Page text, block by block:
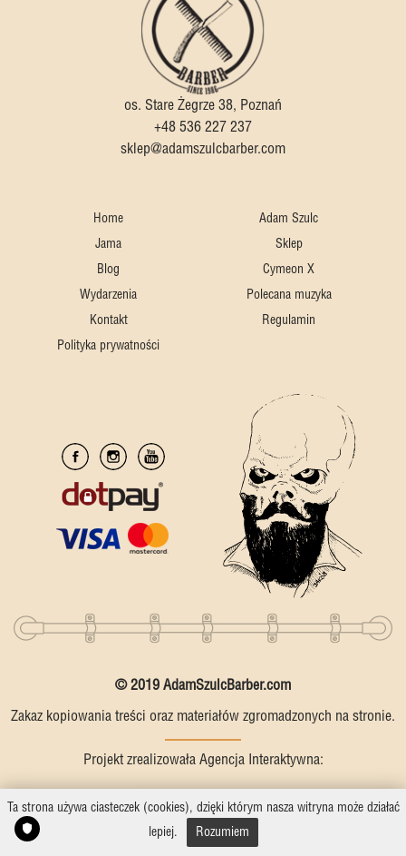
os. Stare Żegrze 38, Poznań
+48 536 227 237
sklep@adamszulcbarber.com
Home
Adam Szulc
Jama
Sklep
Blog
Cymeon X
Wydarzenia
Polecana muzyka
Kontakt
Regulamin
Polityka prywatności
© 2019 AdamSzulcBarber.com
Zakaz kopiowania treści oraz materiałów zgromadzonych na stronie.
Projekt zrealizowała Agencja Interaktywna:
Ta strona używa ciasteczek (cookies), dzięki którym nasza witryna może działać
lepiej.
Rozumiem